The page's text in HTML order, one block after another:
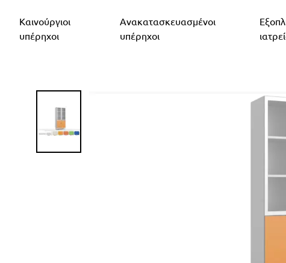
Καινούργιοι
υπέρηχοι
Ανακατασκευασμένοι
υπέρηχοι